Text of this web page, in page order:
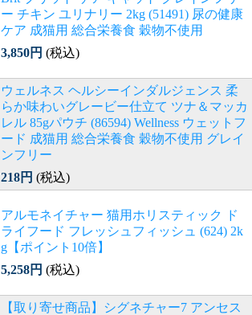
ー チキン ユリナリー 2kg (51491) 尿の健康
ケア 成猫用 総合栄養食 穀物不使用
3,850円 (税込)
ウェルネス ヘルシーインダルジェンス 柔
らか味わいグレービー仕立て ツナ＆マッカ
レル 85gパウチ (86594) Wellness ウェットフ
ード 成猫用 総合栄養食 穀物不使用 グレイ
ンフリー
218円 (税込)
アルモネイチャー 猫用ホリスティック ド
ライフード フレッシュフィッシュ (624) 2k
g【ポイント10倍】
5,258円 (税込)
【取り寄せ商品】シグネチャー7 アンセス